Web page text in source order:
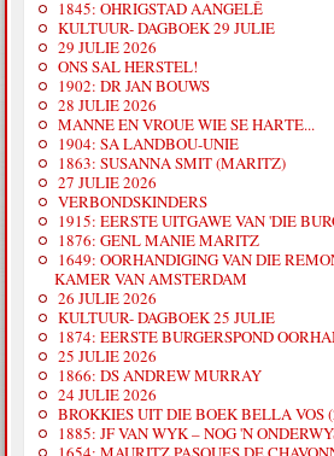
1845: OHRIGSTAD AANGELÊ
KULTUUR- DAGBOEK 29 JULIE
29 JULIE 2026
ONS SAL HERSTEL!
1902: DR JAN BOUWS
28 JULIE 2026
MANNE EN VROUE WIE SE HARTE...
1904: SA LANDBOU-UNIE
1863: SUSANNA SMIT (MARITZ)
27 JULIE 2026
VERBONDSKINDERS
1915: EERSTE UITGAWE VAN 'DIE
1876: GENL MANIE MARITZ
1649: OORHANDIGING VAN DIE
KAMER VAN AMSTERDAM
26 JULIE 2026
KULTUUR- DAGBOEK 25 JULIE
1874: EERSTE BURGERSPOND
25 JULIE 2026
1866: DS ANDREW MURRAY
24 JULIE 2026
BROKKIES UIT DIE BOEK BELLA VOS
1885: JF VAN WYK – NOG 'N